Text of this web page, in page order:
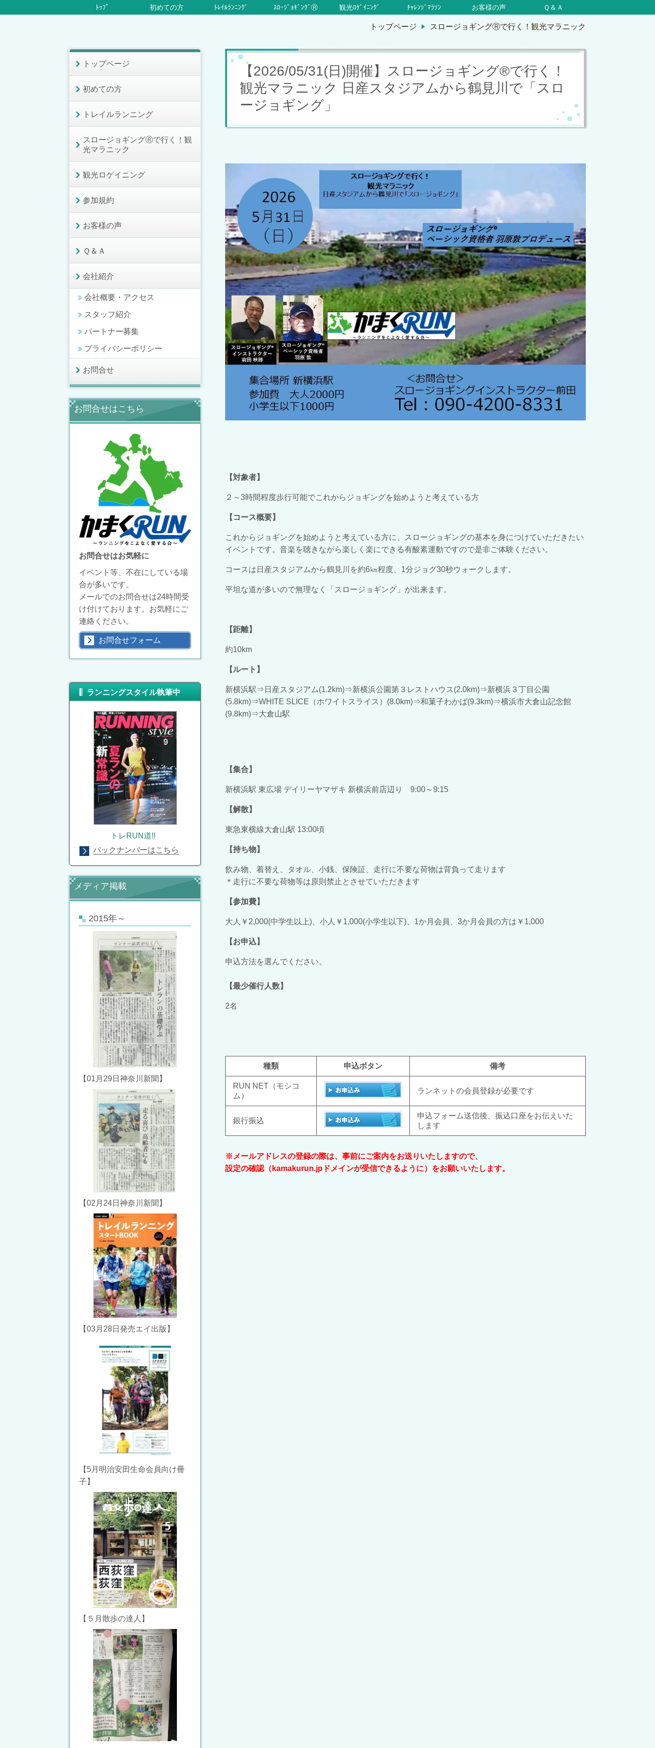
ﾄｯﾌﾟ 初めての方 ﾄﾚｲﾙﾗﾝﾆﾝｸﾞ ｽﾛｰｼﾞｮｷﾞﾝｸﾞⓇ 観光ﾛｹﾞｲﾆﾝｸﾞ ﾁｬﾚﾝｼﾞﾏﾗｿﾝ お客様の声 Ｑ＆Ａ
トップページ スロージョギングⓇで行く！観光マラニック
【2026/05/31(日)開催】スロージョギング®で行く！
観光マラニック 日産スタジアムから鶴見川で「スロ
ージョギング」
【対象者】
２～3時間程度歩行可能でこれからジョギングを始めようと考えている方
【コース概要】
これからジョギングを始めようと考えている方に、スロージョギングの基本を身につけていただきたい
イベントです。音楽を聴きながら楽しく楽にできる有酸素運動ですので是非ご体験ください。
コースは日産スタジアムから鶴見川を約6㎞程度、 1分ジョグ30秒ウォーク します。
平坦な道が多いので無理なく「スロージョギング」が出来ます。
【距離】
約10km
【ルート】
新横浜駅⇒日産スタジアム(1.2km)⇒新横浜公園第３レストハウス(2.0km)⇒新横浜３丁目公園
(5.8km)⇒WHITE SLICE（ホワイトスライス）(8.0km)⇒和菓子わかば(9.3km)⇒横浜市大倉山記念館
(9.8km)⇒大倉山駅
【集合】
新横浜駅 東広場 デイリーヤマザキ 新横浜前店辺り 9:00～9:15
【解散】
東急東横線大倉山駅 13:00頃
【持ち物】
飲み物、着替え、タオル、小銭、保険証、走行に不要な荷物は背負って走ります
＊走行に不要な荷物等は原則禁止とさせていただきます
【参加費】
大人￥2,000(中学生以上)、小人￥1,000(小学生以下)、1か月会員、3か月会員の方は￥1,000
【お申込】
申込方法を選んでください。
【最少催行人数】
2名
種類 申込ボタン 備考
RUN NET（モシコ
ム）
ランネットの会員登録が必要です
銀行振込
申込フォーム送信後、振込口座をお伝えいた
します
※メールアドレスの登録の際は、事前にご案内をお送りいたしますので、
設定の確認（kamakurun.jpドメインが受信できるように）をお願いいたします。
トップページ
初めての方
トレイルランニング
スロージョギングⓇで行く！観
光マラニック
観光ロゲイニング
参加規約
お客様の声
Ｑ＆Ａ
会社紹介
会社概要・アクセス
スタッフ紹介
パートナー募集
プライバシーポリシー
お問合せ
お問合せはこちら
お問合せはお気軽に
イベント等、不在にしている場
合が多いです。
メールでのお問合せは24時間受
け付けております。お気軽にご
連絡ください。
お問合せフォーム
ランニングスタイル執筆中
トレRUN道!!
バックナンバーはこちら
メディア掲載
2015年～
【01月29日神奈川新聞】
【02月24日神奈川新聞】
【03月28日発売エイ出版】
【5月明治安田生命会員向け冊
子】
【５月散歩の達人】